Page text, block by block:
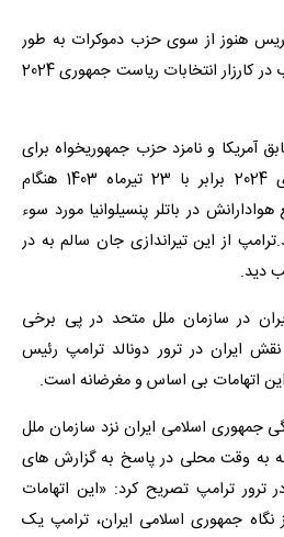
هنوز از سوی حزب دموکرات به طور
رسمی به عنوان نامزد این حزب در کارزار انتخابات ریاست جمهوری 2024
آمریکا و نامزد حزب جمهوریخواه برای
انتخابات 2024 نیز 13 جولای 2024 برابر با 23 تیرماه 1403 هنگام
در باتلر پنسیلوانیا مورد سوء
از این تیراندازی جان سالم به در
دید.
در سازمان ملل متحد در پی برخی
ایران در ترور دونالد ترامپ رئیس
این اتهامات بی اساس و مغرضانه است.
جمهوری اسلامی ایران نزد سازمان ملل
به وقت محلی در پاسخ به گزارش های
ترور ترامپ تصریح کرد: «این اتهامات
جمهوری اسلامی ایران، ترامپ یک